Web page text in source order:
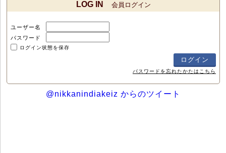
LOG IN 会員ログイン
ユーザー名
パスワード
ログイン状態を保存
パスワードを忘れたかたはこちら
@nikkanindiakeiz からのツイート